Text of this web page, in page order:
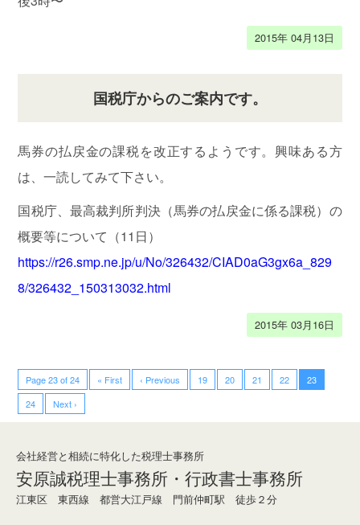
2015年 04月13日
国税庁からのご案内です。
馬券の払戻金の課税を改正するようです。興味ある方
は、一読してみて下さい。
国税庁、最高裁判所判決（馬券の払戻金に係る課税）の
概要等について（11日）
https://r26.smp.ne.jp/u/No/326432/CIAD0aG3gx6a_829
8/326432_150313032.html
2015年 03月16日
Page 23 of 24 « First ‹ Previous 19 20 21 22
23
24
Next ›
会社経営と相続に特化した税理士事務所
安原誠税理士事務所・行政書士事務所
江東区 東西線 都営大江戸線 門前仲町駅 徒歩２分